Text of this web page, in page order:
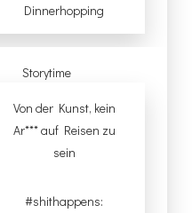
Dinnerhopping
Storytime
Von der Kunst, kein
Ar*** auf Reisen zu
sein
#shithappens: